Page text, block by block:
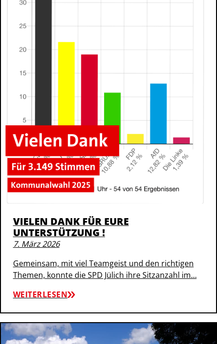
VIELEN DANK FÜR EURE
UNTERSTÜTZUNG !
7. März 2026
Gemeinsam, mit viel Teamgeist und den richtigen
Themen, konnte die SPD Jülich ihre Sitzanzahl im…
WEITERLESEN